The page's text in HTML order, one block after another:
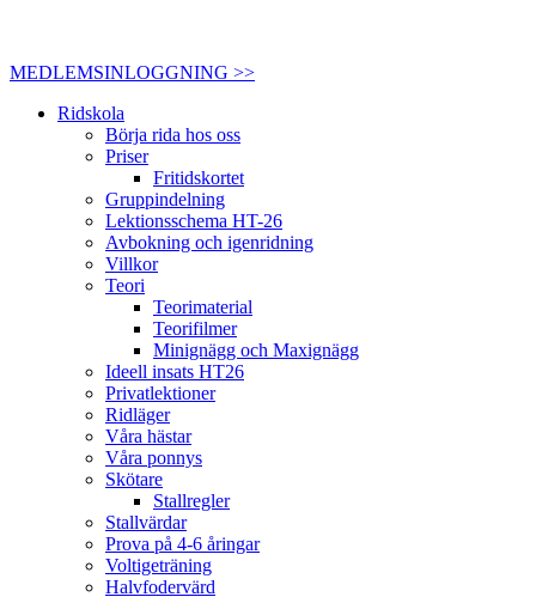
MEDLEMSINLOGGNING >>
Ridskola
Börja rida hos oss
Priser
Fritidskortet
Gruppindelning
Lektionsschema HT-26
Avbokning och igenridning
Villkor
Teori
Teorimaterial
Teorifilmer
Minignägg och Maxignägg
Ideell insats HT26
Privatlektioner
Ridläger
Våra hästar
Våra ponnys
Skötare
Stallregler
Stallvärdar
Prova på 4-6 åringar
Voltigeträning
Halvfodervärd